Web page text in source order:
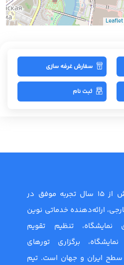
سفارش غرفه سازی
ثبت نام
شرکت نمایشگاه سازان با بیش از 15 سال تجربه موفق در
ارائه‌دهنده خدماتی نوین
نمایشگاه، تنظیم تقویم
برگزاری تورهای
ایران و جهان است. تیم